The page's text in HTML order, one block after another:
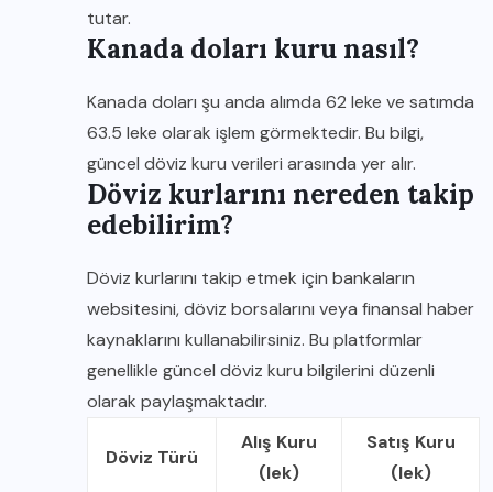
tutar.
Kanada doları kuru nasıl?
Kanada doları şu anda alımda 62 leke ve satımda
63.5 leke olarak işlem görmektedir. Bu bilgi,
güncel döviz kuru verileri arasında yer alır.
Döviz kurlarını nereden takip
edebilirim?
Döviz kurlarını takip etmek için bankaların
websitesini, döviz borsalarını veya finansal haber
kaynaklarını kullanabilirsiniz. Bu platformlar
genellikle güncel döviz kuru bilgilerini düzenli
olarak paylaşmaktadır.
Döviz Türü
Alış Kuru
(lek)
Satış Kuru
(lek)